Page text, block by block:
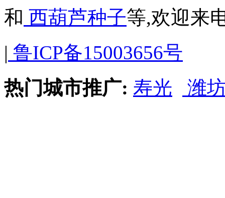
和 西葫芦种子等,欢迎来
| 鲁ICP备15003656号
热门城市推广: 寿光 潍